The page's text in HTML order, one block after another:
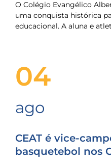
O Colégio Evangélico
uma conquista histórica
educacional. A aluna e
04
ago
CEAT é vice-
basquetebol nos